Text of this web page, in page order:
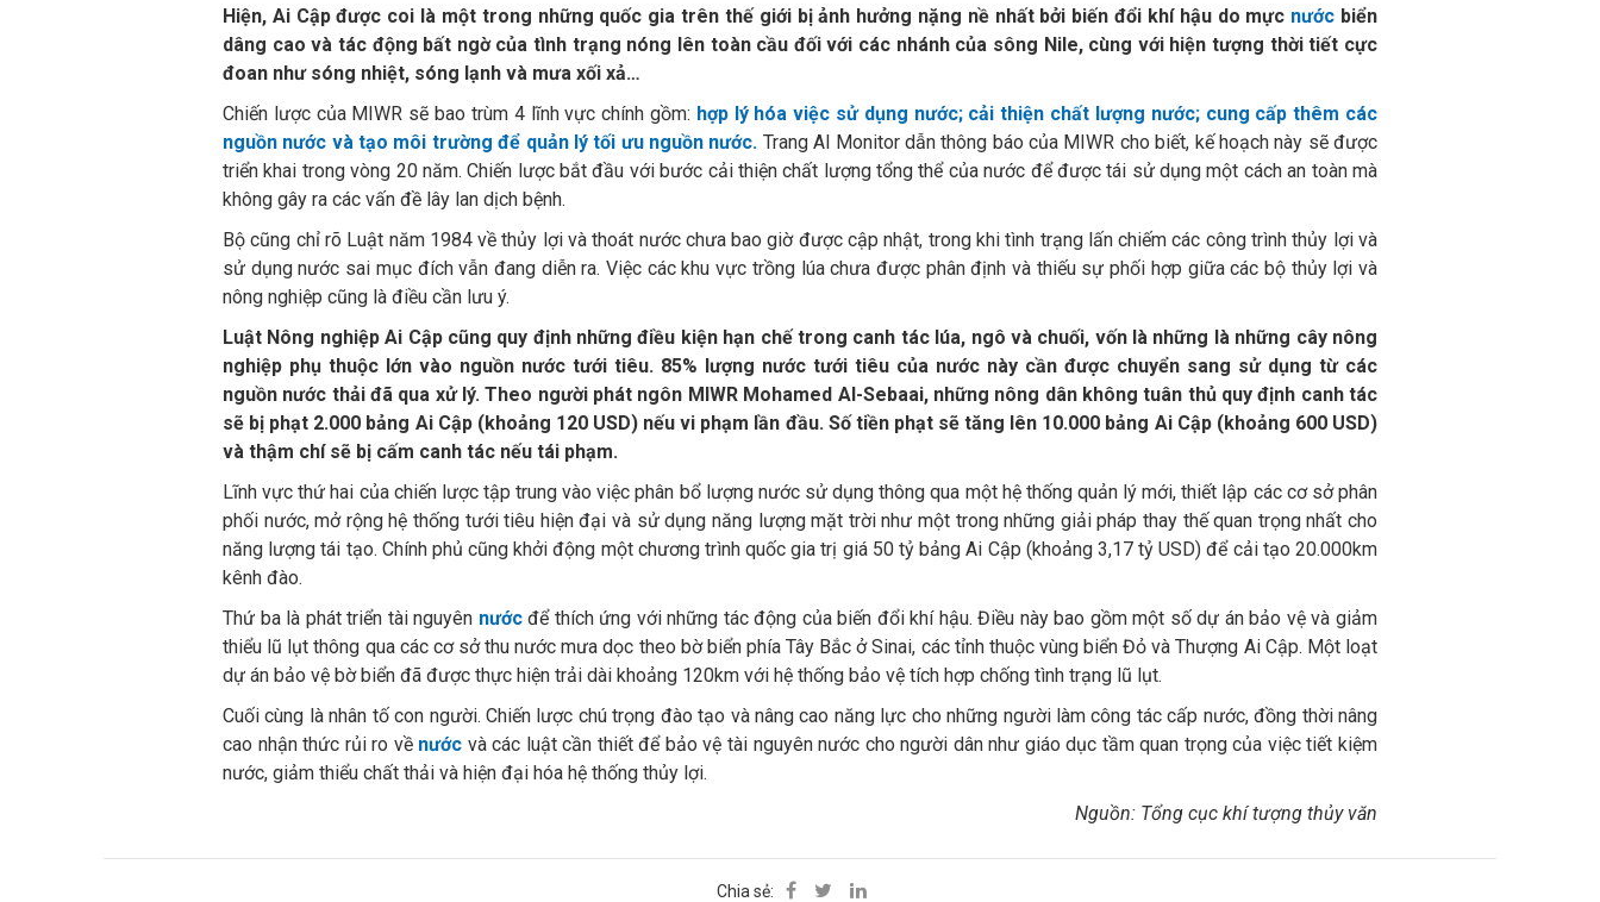
Hiện, Ai Cập được coi là một trong những quốc gia trên thế giới bị ảnh hưởng nặng nề nhất bởi biến đổi khí hậu do mực nước biển
dâng cao và tác động bất ngờ của tình trạng nóng lên toàn cầu đối với các nhánh của sông Nile, cùng với hiện tượng thời tiết cực
đoan như sóng nhiệt, sóng lạnh và mưa xối xả…
Chiến lược của MIWR sẽ bao trùm 4 lĩnh vực chính gồm: hợp lý hóa việc sử dụng nước; cải thiện chất lượng nước; cung cấp thêm các
nguồn nước và tạo môi trường để quản lý tối ưu nguồn nước. Trang Al Monitor dẫn thông báo của MIWR cho biết, kế hoạch này sẽ được
triển khai trong vòng 20 năm. Chiến lược bắt đầu với bước cải thiện chất lượng tổng thể của nước để được tái sử dụng một cách an toàn mà
không gây ra các vấn đề lây lan dịch bệnh.
Bộ cũng chỉ rõ Luật năm 1984 về thủy lợi và thoát nước chưa bao giờ được cập nhật, trong khi tình trạng lấn chiếm các công trình thủy lợi và
sử dụng nước sai mục đích vẫn đang diễn ra. Việc các khu vực trồng lúa chưa được phân định và thiếu sự phối hợp giữa các bộ thủy lợi và
nông nghiệp cũng là điều cần lưu ý.
Luật Nông nghiệp Ai Cập cũng quy định những điều kiện hạn chế trong canh tác lúa, ngô và chuối, vốn là những là những cây nông
nghiệp phụ thuộc lớn vào nguồn nước tưới tiêu. 85% lượng nước tưới tiêu của nước này cần được chuyển sang sử dụng từ các
nguồn nước thải đã qua xử lý. Theo người phát ngôn MIWR Mohamed Al-Sebaai, những nông dân không tuân thủ quy định canh tác
sẽ bị phạt 2.000 bảng Ai Cập (khoảng 120 USD) nếu vi phạm lần đầu. Số tiền phạt sẽ tăng lên 10.000 bảng Ai Cập (khoảng 600 USD)
và thậm chí sẽ bị cấm canh tác nếu tái phạm.
Lĩnh vực thứ hai của chiến lược tập trung vào việc phân bổ lượng nước sử dụng thông qua một hệ thống quản lý mới, thiết lập các cơ sở phân
phối nước, mở rộng hệ thống tưới tiêu hiện đại và sử dụng năng lượng mặt trời như một trong những giải pháp thay thế quan trọng nhất cho
năng lượng tái tạo. Chính phủ cũng khởi động một chương trình quốc gia trị giá 50 tỷ bảng Ai Cập (khoảng 3,17 tỷ USD) để cải tạo 20.000km
kênh đào.
Thứ ba là phát triển tài nguyên nướcđể thích ứng với những tác động của biến đổi khí hậu. Điều này bao gồm một số dự án bảo vệ và giảm
thiểu lũ lụt thông qua các cơ sở thu nước mưa dọc theo bờ biển phía Tây Bắc ở Sinai, các tỉnh thuộc vùng biển Đỏ và Thượng Ai Cập. Một loạt
dự án bảo vệ bờ biển đã được thực hiện trải dài khoảng 120km với hệ thống bảo vệ tích hợp chống tình trạng lũ lụt.
Cuối cùng là nhân tố con người. Chiến lược chú trọng đào tạo và nâng cao năng lực cho những người làm công tác cấp nước, đồng thời nâng
cao nhận thức rủi ro về nước và các luật cần thiết để bảo vệ tài nguyên nước cho người dân như giáo dục tầm quan trọng của việc tiết kiệm
nước, giảm thiểu chất thải và hiện đại hóa hệ thống thủy lợi.
Nguồn: Tổng cục khí tượng thủy văn
Chia sẻ: